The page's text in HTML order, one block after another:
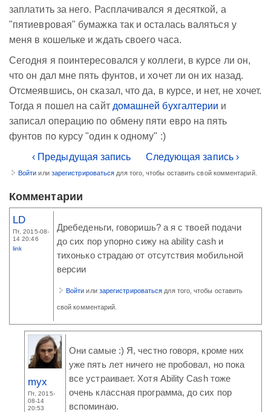
заплатить за него. Расплачивался я десяткой, а
"пятиевровая" бумажка так и осталась валяться у
меня в кошельке и ждать своего часа.
Сегодня я поинтересовался у коллеги, в курсе ли он,
что он дал мне пять фунтов, и хочет ли он их назад.
Отсмеявшись, он сказал, что да, в курсе, и нет, не хочет.
Тогда я пошел на сайт домашней бухгалтерии и
записал операцию по обмену пяти евро на пять
фунтов по курсу "один к одному" :)
‹ Предыдущая запись
Следующая запись ›
Войти или зарегистрироваться для того, чтобы оставить свой комментарий.
Комментарии
LD
Пт, 2015-08-
14 20:46
link
Дребеденьги, говоришь? а я с твоей подачи
до сих пор упорно сижу на ability cash и
тихонько страдаю от отсутствия мобильной
версии
Войти или зарегистрироваться для того, чтобы оставить
свой комментарий.
myx
Пт, 2015-
08-14
20:53
Они самые :) Я, честно говоря, кроме них
уже пять лет ничего не пробовал, но пока
все устраивает. Хотя Ability Cash тоже
очень классная программа, до сих пор
вспоминаю.